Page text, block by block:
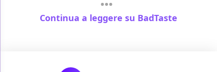
Continua a leggere su BadTaste